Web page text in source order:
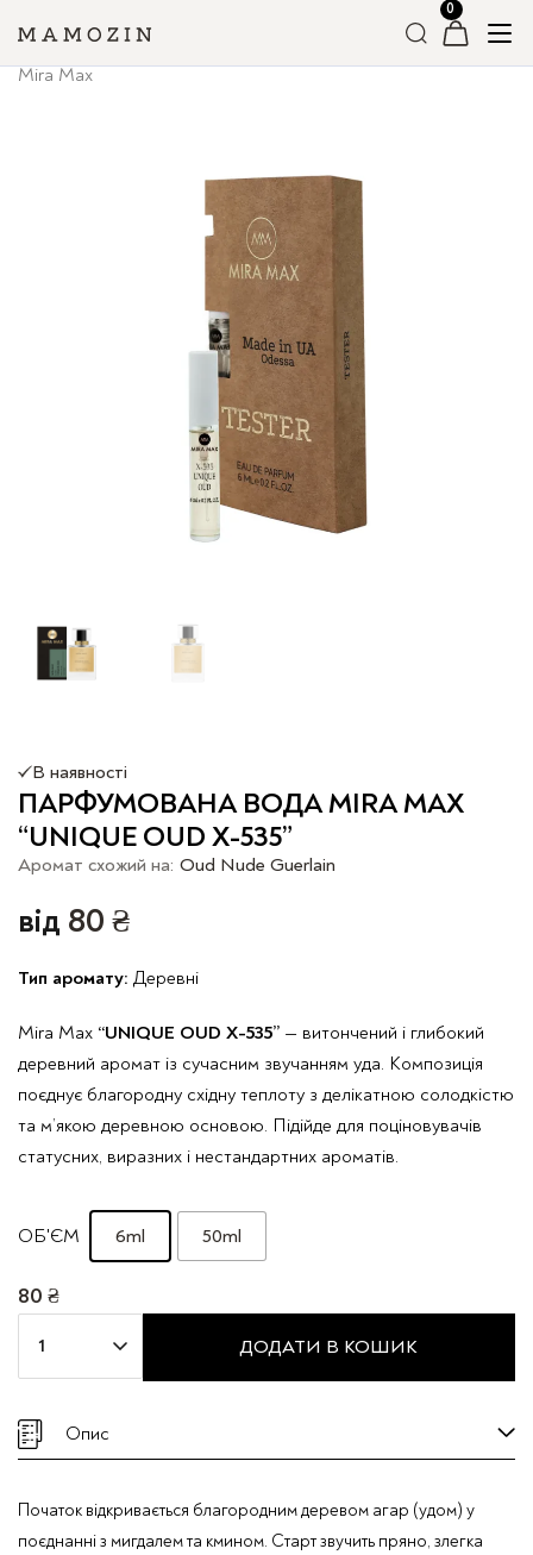
Головна » Магазин Унісекс парфумерія »
Mira Max
В наявності
ПАРФУМОВАНА ВОДА MIRA MAX
“UNIQUE OUD X-535”
Аромат схожий на: Oud Nude Guerlain
від 80 ₴
Тип аромату: Деревні
Mira Max “UNIQUE OUD X-535” — витончений і глибокий
деревний аромат із сучасним звучанням уда. Композиція
поєднує благородну східну теплоту з делікатною солодкістю
та м’якою деревною основою. Підійде для поціновувачів
статусних, виразних і нестандартних ароматів.
ОБ'ЄМ 6ml 50ml
80 ₴
Max
"UNIQUE
X-
535"
ДОДАТИ В КОШИК
Опис
Початок відкривається благородним деревом агар (удом) у
поєднанні з мигдалем та кмином. Старт звучить пряно, злегка